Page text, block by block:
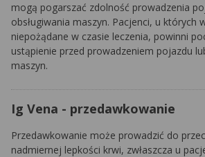
mogą pogarszać zdolność prowadzenia
obsługiwania maszyn. Pacjenci, u których
niepożądane w czasie leczenia, powinni
ustąpienie przed prowadzeniem pojazdu
maszyn.
Ig Vena - przedawkowanie
Przedawkowanie może prowadzić do
nadmiernej lepkości krwi, zwłaszcza u